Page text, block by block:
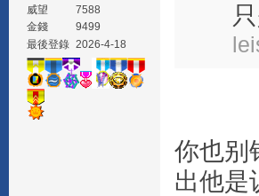
威望
7588
金錢
9499
最後登錄 2026-4-18
你也别
出他是